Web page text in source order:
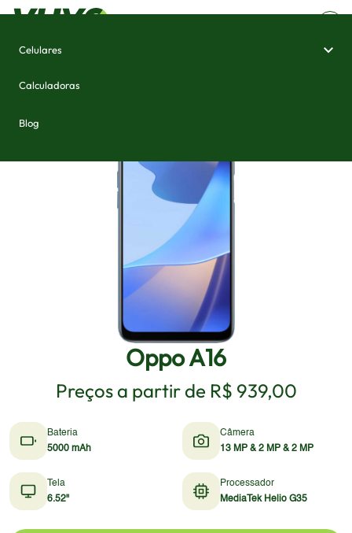
Celulares
Calculadoras
Blog
Oppo A16
Preços a partir de R$ 939,00
Bateria
5000 mAh
Câmera
13 MP & 2 MP & 2 MP
Tela
6.52"
Processador
MediaTek Helio G35